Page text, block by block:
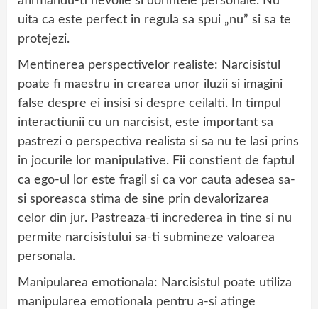
uita ca este perfect in regula sa spui „nu” si sa te
protejezi.
Mentinerea perspectivelor realiste: Narcisistul
poate fi maestru in crearea unor iluzii si imagini
false despre ei insisi si despre ceilalti. In timpul
interactiunii cu un narcisist, este important sa
pastrezi o perspectiva realista si sa nu te lasi prins
in jocurile lor manipulative. Fii constient de faptul
ca ego-ul lor este fragil si ca vor cauta adesea sa-
si sporeasca stima de sine prin devalorizarea
celor din jur. Pastreaza-ti increderea in tine si nu
permite narcisistului sa-ti submineze valoarea
personala.
Manipularea emotionala: Narcisistul poate utiliza
manipularea emotionala pentru a-si atinge